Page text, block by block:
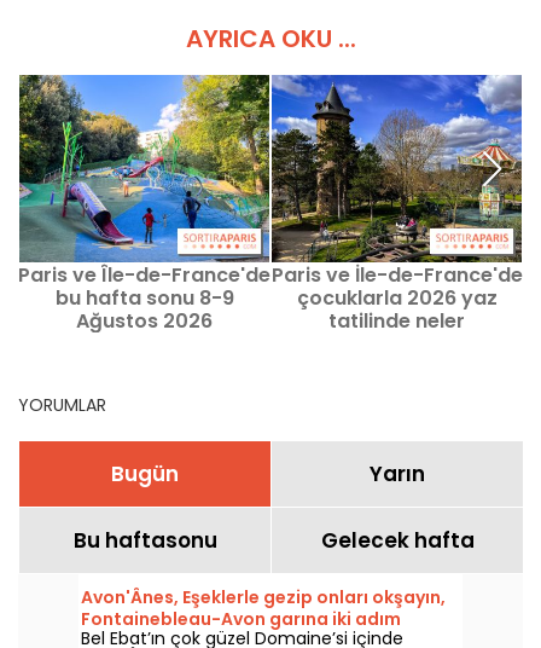
AYRICA OKU ...
Paris ve Île-de-France'de
bu hafta sonu 8-9
Ağustos 2026
Paris ve İle-de-France'de
çocuklarla 2026 yaz
tatilinde neler
YORUMLAR
Bugün Yarın
Bu haftasonu Gelecek hafta
Avon'Ânes, Eşeklerle gezip onları okşayın,
Fontainebleau-Avon garına iki adım
mesafede
Bel Ebat’ın çok güzel Domaine’si içinde